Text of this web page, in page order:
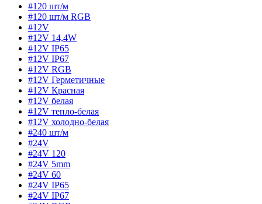
#120 шт/м
#120 шт/м RGB
#12V
#12V 14,4W
#12V IP65
#12V IP67
#12V RGB
#12V Герметичные
#12V Красная
#12V белая
#12V тепло-белая
#12V холодно-белая
#240 шт/м
#24V
#24V 120
#24V 5mm
#24V 60
#24V IP65
#24V IP67